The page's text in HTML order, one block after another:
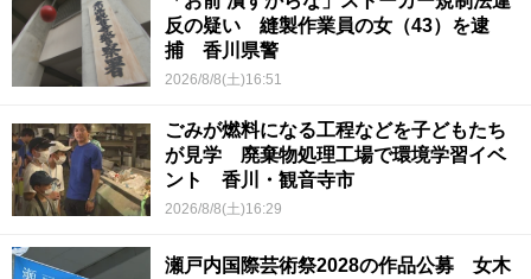
反の疑い 縫製作業員の女（43）を逮
捕 香川県警
2026/8/8(土)16:51
ごみが燃料になる工程などを子どもたち
が見学 廃棄物処理工場で環境学習イベ
ント 香川・観音寺市
2026/8/8(土)16:29
瀬戸内国際芸術祭2028の作品公募 女木